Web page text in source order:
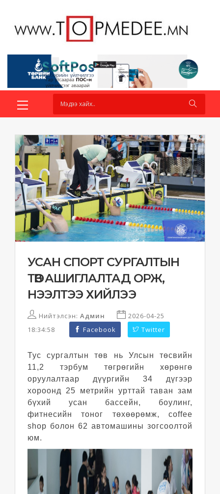
УСАН СПОРТ СУРГАЛТЫН
ТӨВ АШИГЛАЛТАД ОРЖ,
НЭЭЛТЭЭ ХИЙЛЭЭ
Нийтэлсэн: Админ
2026-04-25
18:34:58
Facebook Twitter
Тус сургалтын төв нь Улсын төсвийн
11,2 тэрбум төгрөгийн хөрөнгө
оруулалтаар дүүргийн 34 дүгээр
хороонд 25 метрийн урттай таван зам
бүхий усан бассейн, боулинг,
фитнесийн тоног төхөөрөмж, coffee
shop болон 62 автомашины зогсоолтой
юм.